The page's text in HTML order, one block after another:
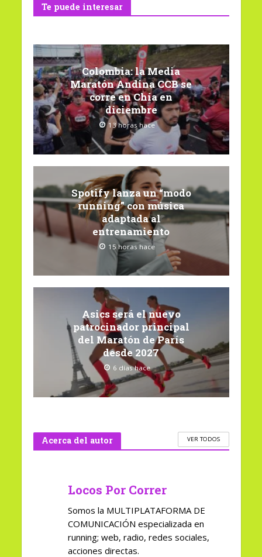
Te puede interesar
Colombia: la Media
Maratón Andina CCB se
corre en Chía en
diciembre
13 horas hace
Spotify lanza un “modo
running” con música
adaptada al
entrenamiento
15 horas hace
Asics será el nuevo
patrocinador principal
del Maratón de París
desde 2027
6 días hace
Acerca del autor VER TODOS
Locos Por Correr
Somos la MULTIPLATAFORMA DE
COMUNICACIÓN especializada en
running; web, radio, redes sociales,
acciones directas.